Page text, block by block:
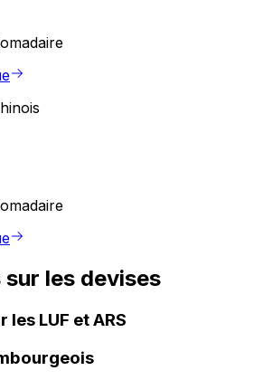
les devises
les LUF et ARS